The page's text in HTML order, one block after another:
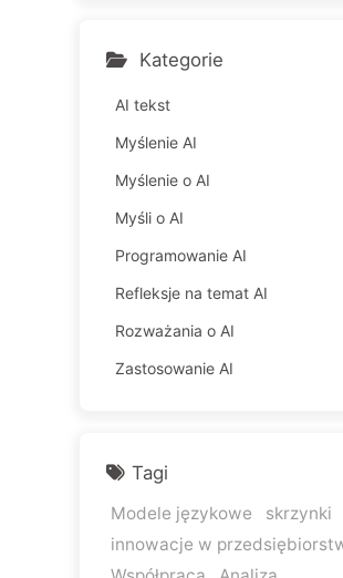
ymi – Powoli uczymy
Kategorie
AI tekst
Myślenie AI
Myślenie o AI
Myśli o AI
Programowanie AI
Refleksje na temat AI
Rozważania o AI
Zastosowanie AI
Tagi
Modele językowe
skrzynki
innowacje w